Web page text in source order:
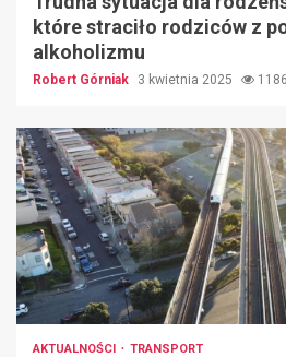
które straciło rodziców z
alkoholizmu
Robert Górniak 3 kwietnia 2025 1186
AKTUALNOŚCI TRANSPORT